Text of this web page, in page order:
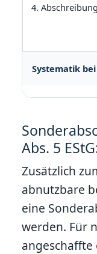
Systematik
4. Abschreibung
Abs. 5
Zusätzlich
abnutzbare
eine
werden. Für